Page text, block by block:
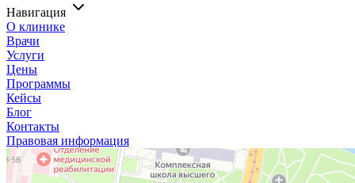
Навигация
О клинике
Врачи
Услуги
Цены
Программы
Кейсы
Блог
Контакты
Правовая информация